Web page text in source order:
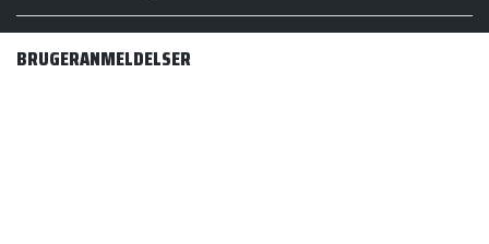
BRUGERANMELDELSER